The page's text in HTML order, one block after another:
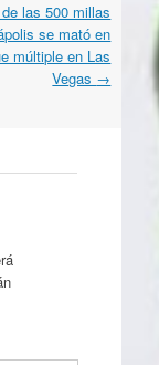
las 500 millas
se mató en
múltiple en Las
Vegas →